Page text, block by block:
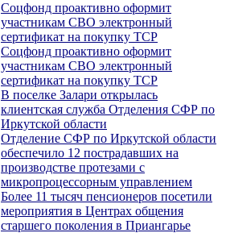
Соцфонд проактивно оформит
участникам СВО электронный
сертификат на покупку ТСР
Соцфонд проактивно оформит
участникам СВО электронный
сертификат на покупку ТСР
В поселке Залари открылась
клиентская служба Отделения СФР по
Иркутской области
Отделение СФР по Иркутской области
обеспечило 12 пострадавших на
производстве протезами с
микропроцессорным управлением
Более 11 тысяч пенсионеров посетили
мероприятия в Центрах общения
старшего поколения в Приангарье